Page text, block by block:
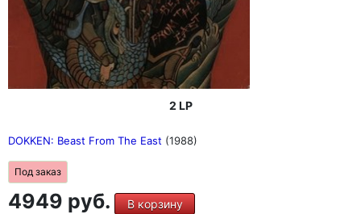
2 LP
DOKKEN: Beast From The East (1988)
Под заказ
4949 руб. В корзину